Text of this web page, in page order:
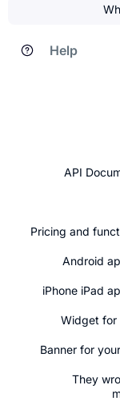
Help
API
Pricing and
Android
iPhone iPad
Widget for
Banner for
They